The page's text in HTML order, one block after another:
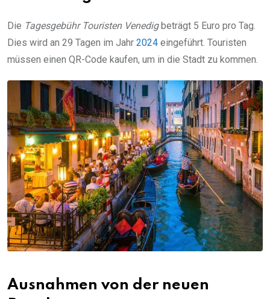
Die Tagesgebühr Touristen Venedigbeträgt 5 Euro pro Tag.
Dies wird an 29 Tagen im Jahr 2024 eingeführt. Touristen
müssen einen QR-Code kaufen, um in die Stadt zu kommen.
Ausnahmen von der neuen